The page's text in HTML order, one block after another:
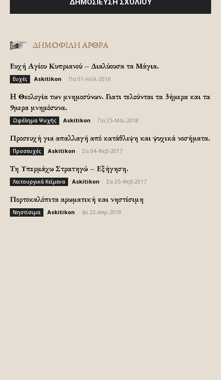
ΔΗΜΟΦΙΛΗ ΑΡΘΡΑ
Ευχή Αγίου Κυπριανού – Διαλύουσα τα Μάγια.
Ευχές Askitikon Πα 01-Ιούλ-2016
H Θεολογία των μνημοσύνων. Γιατι τελούνται τα 3ήμερα και τα
9μερα μνημόσυνα.
Ωφέλημα Ψυχής Askitikon Πα 25-Μάι-2018
Προσευχή για απαλλαγή από κατάθλιψη και ψυχικά νοσήματα.
Προσευχές Askitikon Σα 04-Φεβ-2017
Τη Υπερμάχω Στρατηγώ – Εξήγηση.
Λειτουργικά Κείμενα Askitikon Σα 25-Φεβ-2017
Πορτοκαλόπιτα αρωματική και νηστίσιμη
Νηστίσιμα Askitikon Δε 22-Απρ-2019